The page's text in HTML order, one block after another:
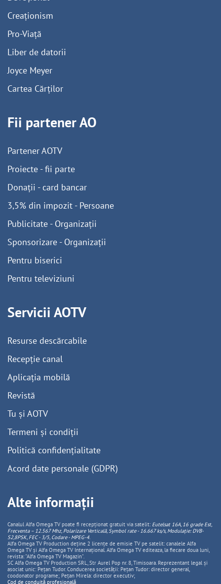
Creaționism
Pro-Viață
Liber de datorii
Joyce Meyer
Cartea Cărților
Fii partener AO
Partener AOTV
Proiecte - fii parte
Donații - card bancar
3,5% din impozit - Persoane
Publicitate - Organizații
Sponsorizare - Organizații
Pentru biserici
Pentru televiziuni
Servicii AOTV
Resurse descărcabile
Recepție canal
Aplicația mobilă
Revistă
Tu și AOTV
Termeni și condiții
Politică confidențialitate
Acord date personale (GDPR)
Alte informații
Canalul Alfa Omega TV poate fi recepționat gratuit via satelit: Eutelsat 16A, 16 grade Est,
Frecventa – 12.567 Mhz, PolarizareVerticală, Symbol rate - 16.667 ks/s, Modulație: DVB-
S2,8PSK, FEC - 3/5, Codare - MPEG-4.
Alfa Omega TV Production deține 2 licențe de emisie TV pe satelit: canalele Alfa
Omega TV și Alfa Omega TV Internațional. Alfa Omega TV editeaza, la fiecare doua luni,
revista: "Alfa Omega TV Magazin".
SC Alfa Omega TV Production SRL, Str Aurel Pop nr. 8, Timisoara. Reprezentant legal și
asociat unic: Pețan Tudor. Conducerea societății: Pețan Tudor: director general,
coodonator programe; Pețan Mirela: director executiv;
Cod de conduită profesională